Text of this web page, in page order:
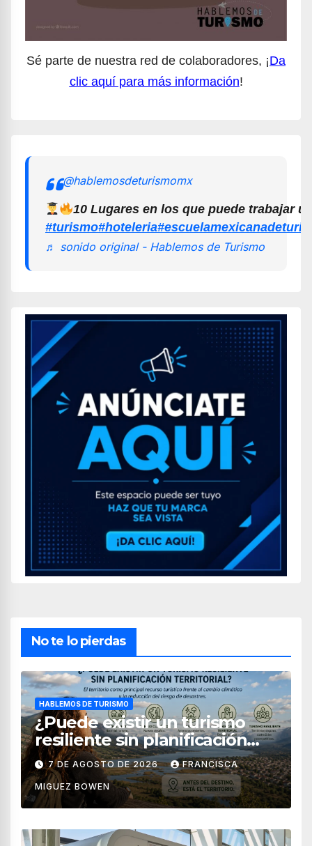
Sé parte de nuestra red de colaboradores, ¡Da
clic aquí para más información!
@hablemosdeturismomx
10 Lugares en los que puede trabajar
#turismo#hoteleria
♬ sonido original - Hablemos de Turismo
No te lo pierdas
HABLEMOS DE TURISMO
¿Puede existir un turismo
resiliente sin planificación
territorial?
7 DE AGOSTO DE 2026 FRANCISCA
MIGUEZ BOWEN